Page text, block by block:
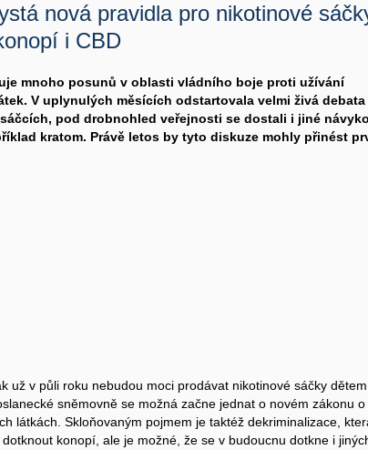
nová pravidla pro nikotinové
i CBD
mnoho posunů v oblasti vládního boje proti užívání
V uplynulých měsících odstartovala velmi živá debata
pod drobnohled veřejnosti se dostali i jiné
kratom. Právě letos by tyto diskuze mohly přinést
už v půli roku nebudou moci prodávat nikotinové sáčky
sněmovně se možná začne jednat o novém zákonu o
látkách. Skloňovaným pojmem je taktéž dekriminalizace,
konopí, ale je možné, že se v budoucnu dotkne i